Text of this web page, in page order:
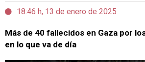
18:46 h, 13 de enero de 2025
Más de 40 fallecidos en Gaza por
en lo que va de día